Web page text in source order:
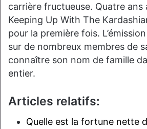
carrière fructueuse. Quatre ans
Keeping Up With The
pour la première fois.
sur de nombreux membres de
connaître son nom de famille
entier.
Articles relatifs:
Quelle est la fortune nette